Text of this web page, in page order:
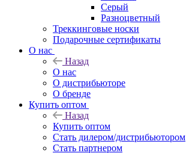
Серый
Разноцветный
Треккинговые носки
Подарочные сертификаты
О нас
Назад
О нас
О дистрибьюторе
О бренде
Купить оптом
Назад
Купить оптом
Стать дилером/дистрибьютором
Стать партнером